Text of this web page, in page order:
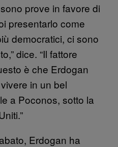
prove in favore di
presentarlo come
democratici, ci sono
dice. “Il fattore
è che Erdogan
in un bel
a Poconos, sotto la
Erdogan ha